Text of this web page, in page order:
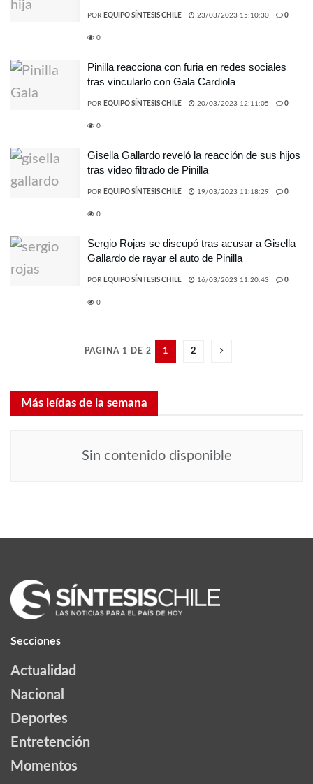
POR EQUIPO SÍNTESIS CHILE 23/03/2023 15:10:30 0
0
Pinilla reacciona con furia en redes sociales
tras vincularlo con Gala Cardiola
POR EQUIPO SÍNTESIS CHILE 20/03/2023 12:11:05 0
0
Gisella Gallardo reveló la reacción de sus hijos
tras video filtrado de Pinilla
POR EQUIPO SÍNTESIS CHILE 19/03/2023 11:18:29 0
0
Sergio Rojas se discupó tras acusar a Gisella
Gallardo de rayar el auto de Pinilla
POR EQUIPO SÍNTESIS CHILE 16/03/2023 11:20:43 0
0
PAGINA 1 DE 2 1 2
Más leídas de la semana
Sin contenido disponible
Secciones
Actualidad
Nacional
Deportes
Entretención
Momentos